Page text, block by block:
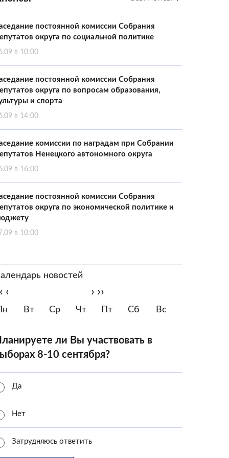
постоянной комиссии Собрания
округа по социальной политике
в 10:00
постоянной комиссии Собрания
округа по вопросам образования,
и спорта
в 14:00
комиссии по наградам при Собрании
Ненецкого автономного округа
в 16:00
постоянной комиссии Собрания
округа по экономической политике и
в 10:00
новостей
‹ › ››
Вт Ср Чт Пт Сб Вс
Планируете ли Вы участвовать в
8-10 сентября?
Да
Нет
Затрудняюсь ответить